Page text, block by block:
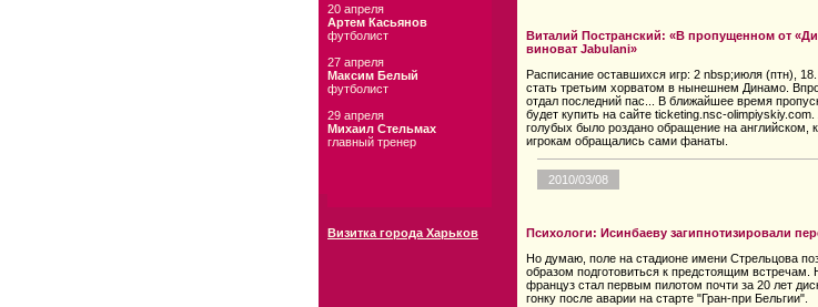
20 апреля
Артем Касьянов
футболист
27 апреля
Максим Белый
футболист
29 апреля
Михаил Стельмах
главный тренер
Визитка города Харьков
Виталий Постранский: «В пропущенном от
виноват Jabulani»
Расписание оставшихся игр: 2 nbsp;июля (птн),
стать третьим хорватом в нынешнем Динамо.
отдал последний пас... В ближайшее время
будет купить на сайте ticketing.nsc-
голубых было роздано обращение на английском,
игрокам обращались сами фанаты.
2010/03/08
Психологи: Исинбаеву загипнотизировали
Но думаю, поле на стадионе имени Стрельцова
образом подготовиться к предстоящим
француз стал первым пилотом почти за 20 лет
гонку после аварии на старте "Гран-при Бельгии".